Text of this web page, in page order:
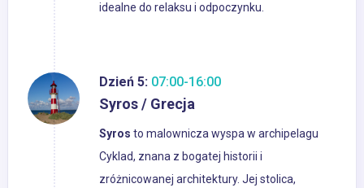
idealne do relaksu i odpoczynku.
Dzień 5: 07:00-16:00
Syros / Grecja
Syros to malownicza wyspa w archipelagu
Cyklad, znana z bogatej historii i
zróżnicowanej architektury. Jej stolica,